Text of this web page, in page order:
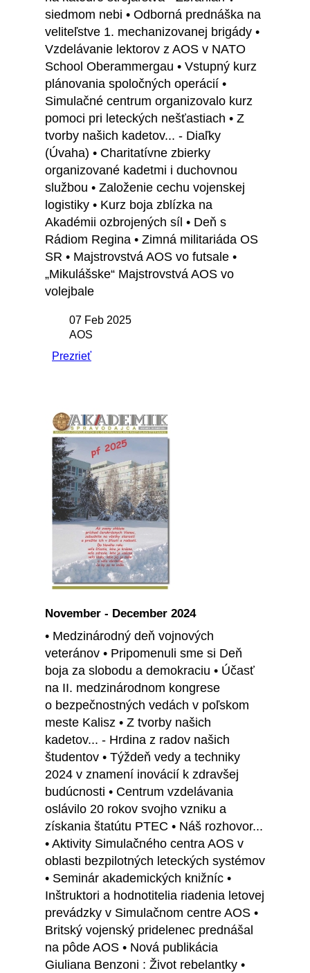
siedmom nebi • Odborná prednáška na
veliteľstve 1. mechanizovanej brigády •
Vzdelávanie lektorov z AOS v NATO
School Oberammergau • Vstupný kurz
plánovania spoločných operácií •
Simulačné centrum organizovalo kurz
pomoci pri leteckých nešťastiach • Z
tvorby našich kadetov... - Diaľky
(Úvaha) • Charitatívne zbierky
organizované kadetmi i duchovnou
službou • Založenie cechu vojenskej
logistiky • Kurz boja zblízka na
Akadémii ozbrojených síl • Deň s
Rádiom Regina • Zimná militariáda OS
SR • Majstrovstvá AOS vo futsale •
„Mikulášske“ Majstrovstvá AOS vo
volejbale
07 Feb 2025
AOS
Prezrieť
November - December 2024
• Medzinárodný deň vojnových
veteránov • Pripomenuli sme si Deň
boja za slobodu a demokraciu • Účasť
na II. medzinárodnom kongrese
o bezpečnostných vedách v poľskom
meste Kalisz • Z tvorby našich
kadetov... - Hrdina z radov našich
študentov • Týždeň vedy a techniky
2024 v znamení inovácií k zdravšej
budúcnosti • Centrum vzdelávania
oslávilo 20 rokov svojho vzniku a
získania štatútu PTEC • Náš rozhovor...
• Aktivity Simulačného centra AOS v
oblasti bezpilotných leteckých systémov
• Seminár akademických knižníc •
Inštruktori a hodnotitelia riadenia letovej
prevádzky v Simulačnom centre AOS •
Britský vojenský pridelenec prednášal
na pôde AOS • Nová publikácia
Giuliana Benzoni : Život rebelantky •